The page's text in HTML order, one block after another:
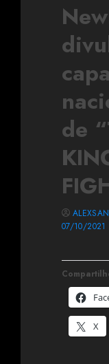
capa
de
X
07/10/2021